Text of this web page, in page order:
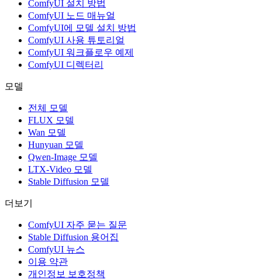
ComfyUI 설치 방법
ComfyUI 노드 매뉴얼
ComfyUI에 모델 설치 방법
ComfyUI 사용 튜토리얼
ComfyUI 워크플로우 예제
ComfyUI 디렉터리
모델
전체 모델
FLUX 모델
Wan 모델
Hunyuan 모델
Qwen-Image 모델
LTX-Video 모델
Stable Diffusion 모델
더보기
ComfyUI 자주 묻는 질문
Stable Diffusion 용어집
ComfyUI 뉴스
이용 약관
개인정보 보호정책